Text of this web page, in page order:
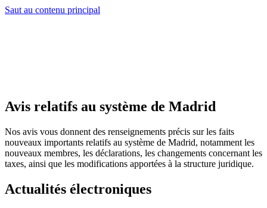
Saut au contenu principal
Avis relatifs au système de Madrid
Nos avis vous donnent des renseignements précis sur les faits
nouveaux importants relatifs au système de Madrid, notamment les
nouveaux membres, les déclarations, les changements concernant les
taxes, ainsi que les modifications apportées à la structure juridique.
Actualités électroniques